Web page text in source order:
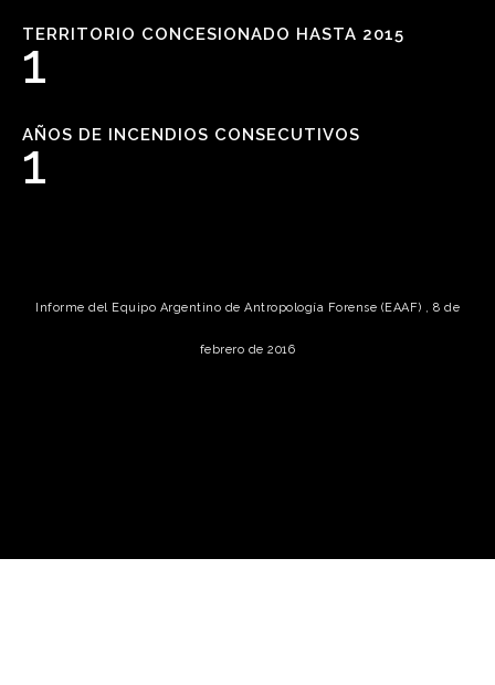
TERRITORIO CONCESIONADO HASTA 2015
1
AÑOS DE INCENDIOS CONSECUTIVOS
1
Informe del Equipo Argentino de Antropología Forense (EAAF) , 8 de
febrero de 2016